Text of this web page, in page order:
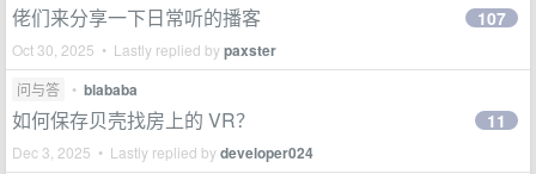
佬们来分享一下日常听的播客
Oct 30, 2025 • Lastly replied bypaxster
107
问与答 • blababa
如何保存贝壳找房上的 VR？
Dec 3, 2025 • Lastly replied bydeveloper024
11